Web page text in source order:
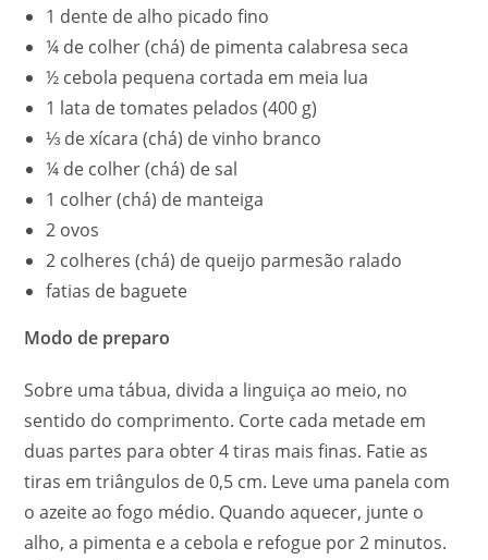
1 dente de alho picado fino
¼ de colher (chá) de pimenta calabresa seca
½ cebola pequena cortada em meia lua
1 lata de tomates pelados (400 g)
⅓ de xícara (chá) de vinho branco
¼ de colher (chá) de sal
1 colher (chá) de manteiga
2 ovos
2 colheres (chá) de queijo parmesão ralado
fatias de baguete
Modo de preparo
Sobre uma tábua, divida a linguiça ao meio, no
sentido do comprimento. Corte cada metade em
duas partes para obter 4 tiras mais finas. Fatie as
tiras em triângulos de 0,5 cm. Leve uma panela com
o azeite ao fogo médio. Quando aquecer, junte o
alho, a pimenta e a cebola e refogue por 2 minutos.